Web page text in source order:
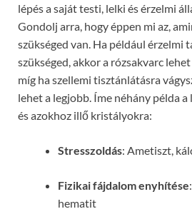
lépés a saját testi, lelki és érzelmi
Gondolj arra, hogy éppen mi az,
szükséged van. Ha például érzelmi
szükséged, akkor a rózsakvarc
míg ha szellemi tisztánlátásra
lehet a legjobb. Íme néhány példa
és azokhoz illő kristályokra:
Stresszoldás: Ametiszt,
Fizikai fájdalom enyhítése
hematit